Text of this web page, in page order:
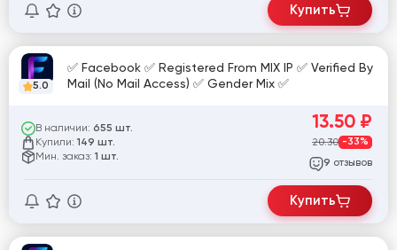
Купить
5.0
✅ Facebook ✅ Registered From MIX IP ✅ Verified By
Mail (No Mail Access) ✅ Gender Mix ✅
В наличии: 655 шт.
Купили: 149 шт.
Мин. заказ: 1 шт.
13.50 ₽
20.30 -33%
9 отзывов
Купить